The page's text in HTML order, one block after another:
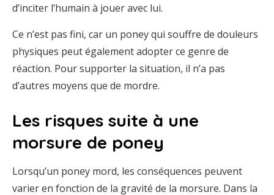
d’inciter l’humain à jouer avec lui.
Ce n’est pas fini, car un poney qui souffre de douleurs
physiques peut également adopter ce genre de
réaction. Pour supporter la situation, il n’a pas
d’autres moyens que de mordre.
Les risques suite à une
morsure de poney
Lorsqu’un poney mord, les conséquences peuvent
varier en fonction de la gravité de la morsure. Dans la